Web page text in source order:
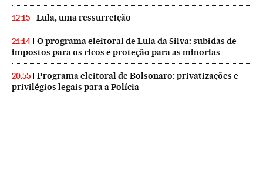
12:15 Lula, uma ressurreição
21:14
O programa eleitoral de Lula da Silva: subidas de
impostos para os ricos e proteção para as minorias
20:55
Programa eleitoral de Bolsonaro: privatizações e
privilégios legais para a Polícia